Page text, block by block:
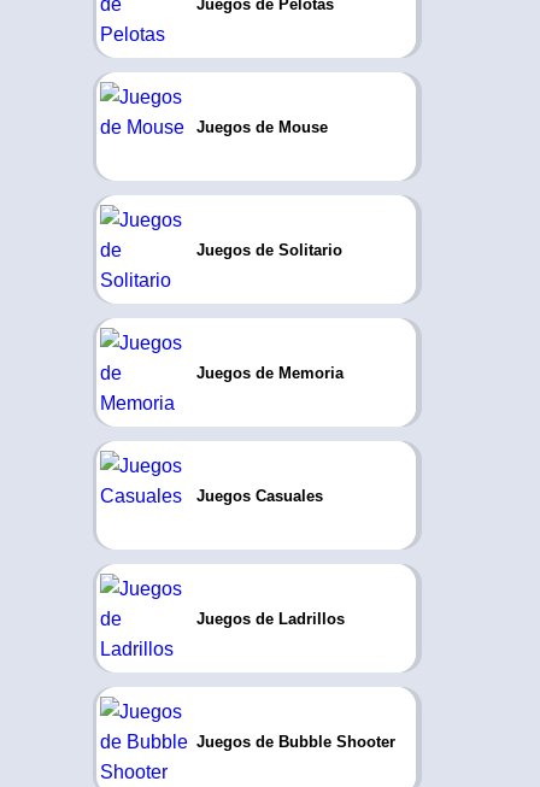
Juegos de Pelotas
Juegos de Mouse
Juegos de Solitario
Juegos de Memoria
Juegos Casuales
Juegos de Ladrillos
Juegos de Bubble Shooter